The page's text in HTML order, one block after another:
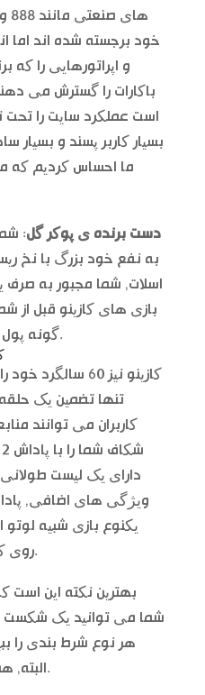
خود برجسته شده اند اما
و اپراتورهایی را که
باکارات را گسترش می
است عملکرد سایت را تحت
بسیار کاربر پسند و بسیار
دست برنده ی پوکر گل:
به نفع خود بزرگ با نخ
اسلات, شما مجبور به
بازی های کازینو قبل از
گونه پول برنده با جایزه اولیه خود را.
کازینو نیز 60
تنها تضمین یک
کاربران می توانند
دارای یک لیست طولانی
ویژگی های اضافی,
یکنوع بازی شبیه لوتو
روی کارت یکنوع بازی شبیه لوتو.
شما می توانید یک شکست
هر نوع شرط بندی را
البته, همراه با پرداخت های خود را.